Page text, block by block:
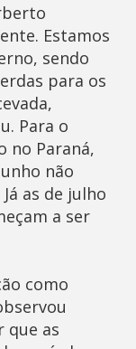
Estamos
sendo
para os
Para o
no Paraná,
não
as de julho
a ser
como
que as